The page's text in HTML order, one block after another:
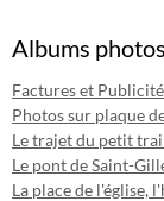
Albums photos
Factures et
Photos sur plaque
Le trajet du petit
Le pont de Saint-
La place de l'église,